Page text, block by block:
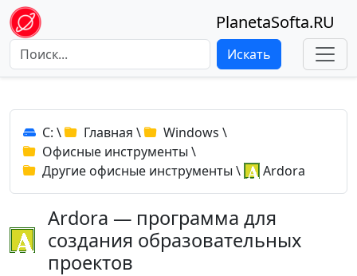
PlanetaSofta.RU
Искать
C: \ Главная \ Windows \
Офисные инструменты \
Другие офисные инструменты \ Ardora
Ardora — программа для
создания образовательных
проектов